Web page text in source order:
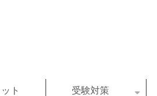
ト 受験対策